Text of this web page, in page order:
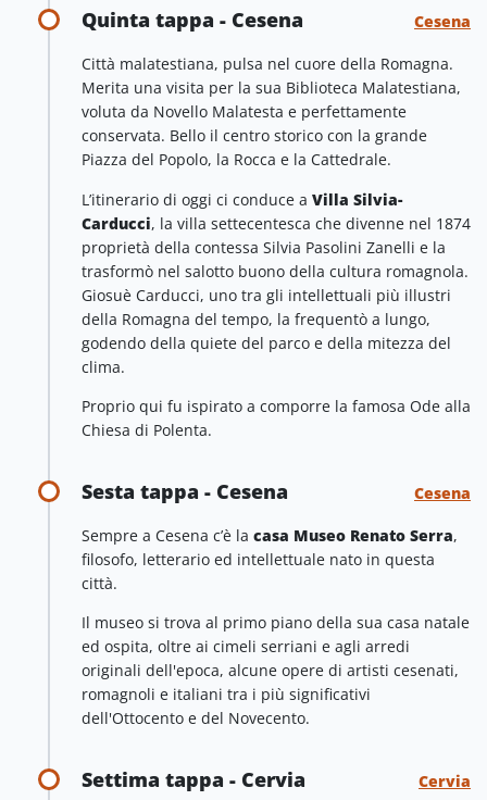
Quinta tappa - Cesena Cesena
Città malatestiana, pulsa nel cuore della Romagna.
Merita una visita per la sua Biblioteca Malatestiana,
voluta da Novello Malatesta e perfettamente
conservata. Bello il centro storico con la grande
Piazza del Popolo, la Rocca e la Cattedrale.
L’itinerario di oggi ci conduce a Villa Silvia-
Carducci, la villa settecentesca che divenne nel 1874
proprietà della contessa Silvia Pasolini Zanelli e la
trasformò nel salotto buono della cultura romagnola.
Giosuè Carducci, uno tra gli intellettuali più illustri
della Romagna del tempo, la frequentò a lungo,
godendo della quiete del parco e della mitezza del
clima.
Proprio qui fu ispirato a comporre la famosa Ode alla
Chiesa di Polenta.
Sesta tappa - Cesena Cesena
Sempre a Cesena c’è la casa Museo Renato Serra,
filosofo, letterario ed intellettuale nato in questa
città.
Il museo si trova al primo piano della sua casa natale
ed ospita, oltre ai cimeli serriani e agli arredi
originali dell'epoca, alcune opere di artisti cesenati,
romagnoli e italiani tra i più significativi
dell'Ottocento e del Novecento.
Settima tappa - Cervia Cervia